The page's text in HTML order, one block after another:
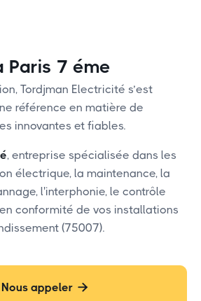
Paris 7 éme
Tordjman Electricité s’est
référence en matière de
innovantes et fiables.
, entreprise spécialisée dans les
électrique, la maintenance, la
l'interphonie, le contrôle
conformité de vos installations
(75007).
Nous appeler 